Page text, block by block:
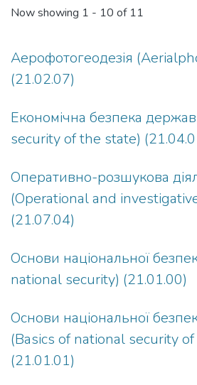
Now showing 1 - 10 of 11
Аерофотогеодезія
(21.02.07)
Економічна безпека
security of the state)
Оперативно-розшукова
(Operational and
(21.07.04)
Основи національної
national security) (21.01.00)
Основи національної
(Basics of national security
(21.01.01)